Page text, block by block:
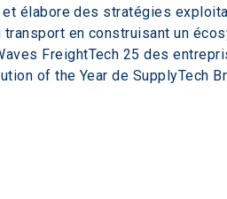
élabore des stratégies
en construisant un
FreightTech 25 des
of the Year de SupplyTech